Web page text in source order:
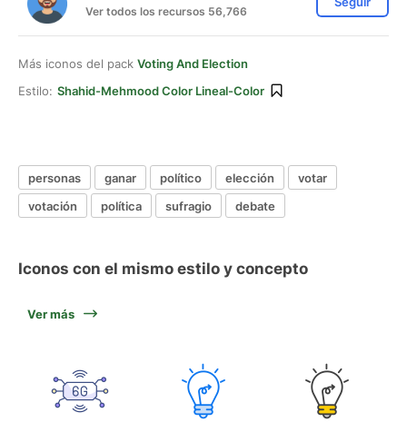
Ver todos los recursos 56,766
Más iconos del pack Voting And Election
Estilo: Shahid-Mehmood Color Lineal-Color
personas ganar político elección
votar
votación
política sufragio debate
Iconos con el mismo estilo y concepto
Ver más